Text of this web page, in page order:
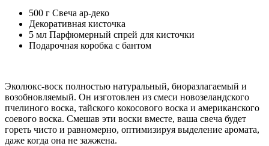
500 г Свеча ар-деко
Декоративная кисточка
5 мл Парфюмерный спрей для кисточки
Подарочная коробка с бантом
Эколюкс-воск полностью натуральный, биоразлагаемый и
возобновляемый. Он изготовлен из смеси новозеландского
пчелиного воска, тайского кокосового воска и американского
соевого воска. Смешав эти воски вместе, ваша свеча будет
гореть чисто и равномерно, оптимизируя выделение аромата,
даже когда она не зажжена.